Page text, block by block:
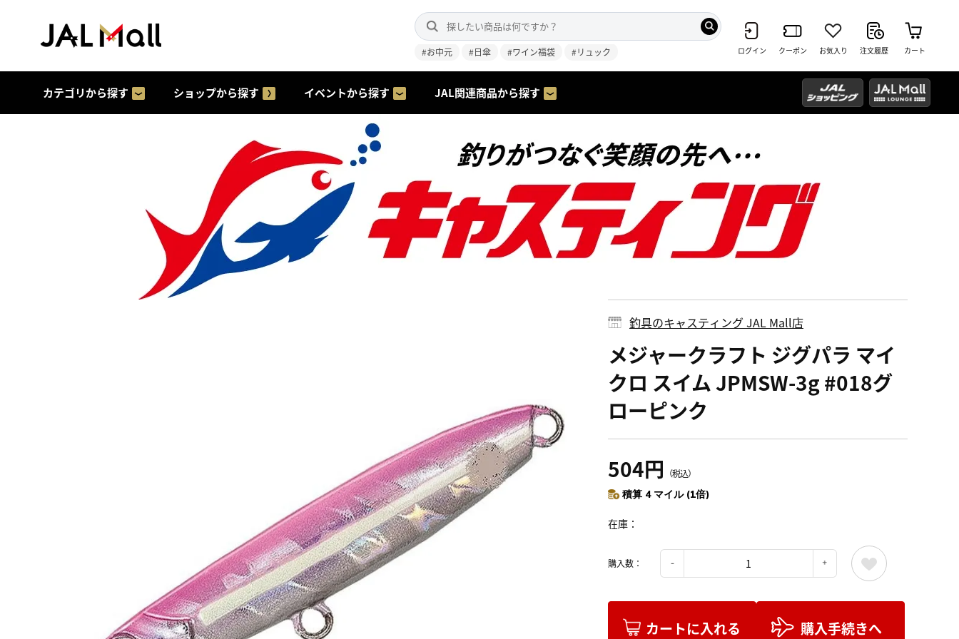
#お中元 #日傘 #ワイン福袋 #リュック ログイン クーポン お気入り 注文履歴 カート
カテゴリから探す ショップから探す イベントから探す JAL関連商品から探す
釣具のキャスティング JAL Mall店
メジャークラフト ジグパラ マイ
クロ スイム JPMSW-3g #018グ
ローピンク
504円 （税込）
積算 4 マイル (1倍)
在庫
購入数：
カートに入れる 購入手続きへ